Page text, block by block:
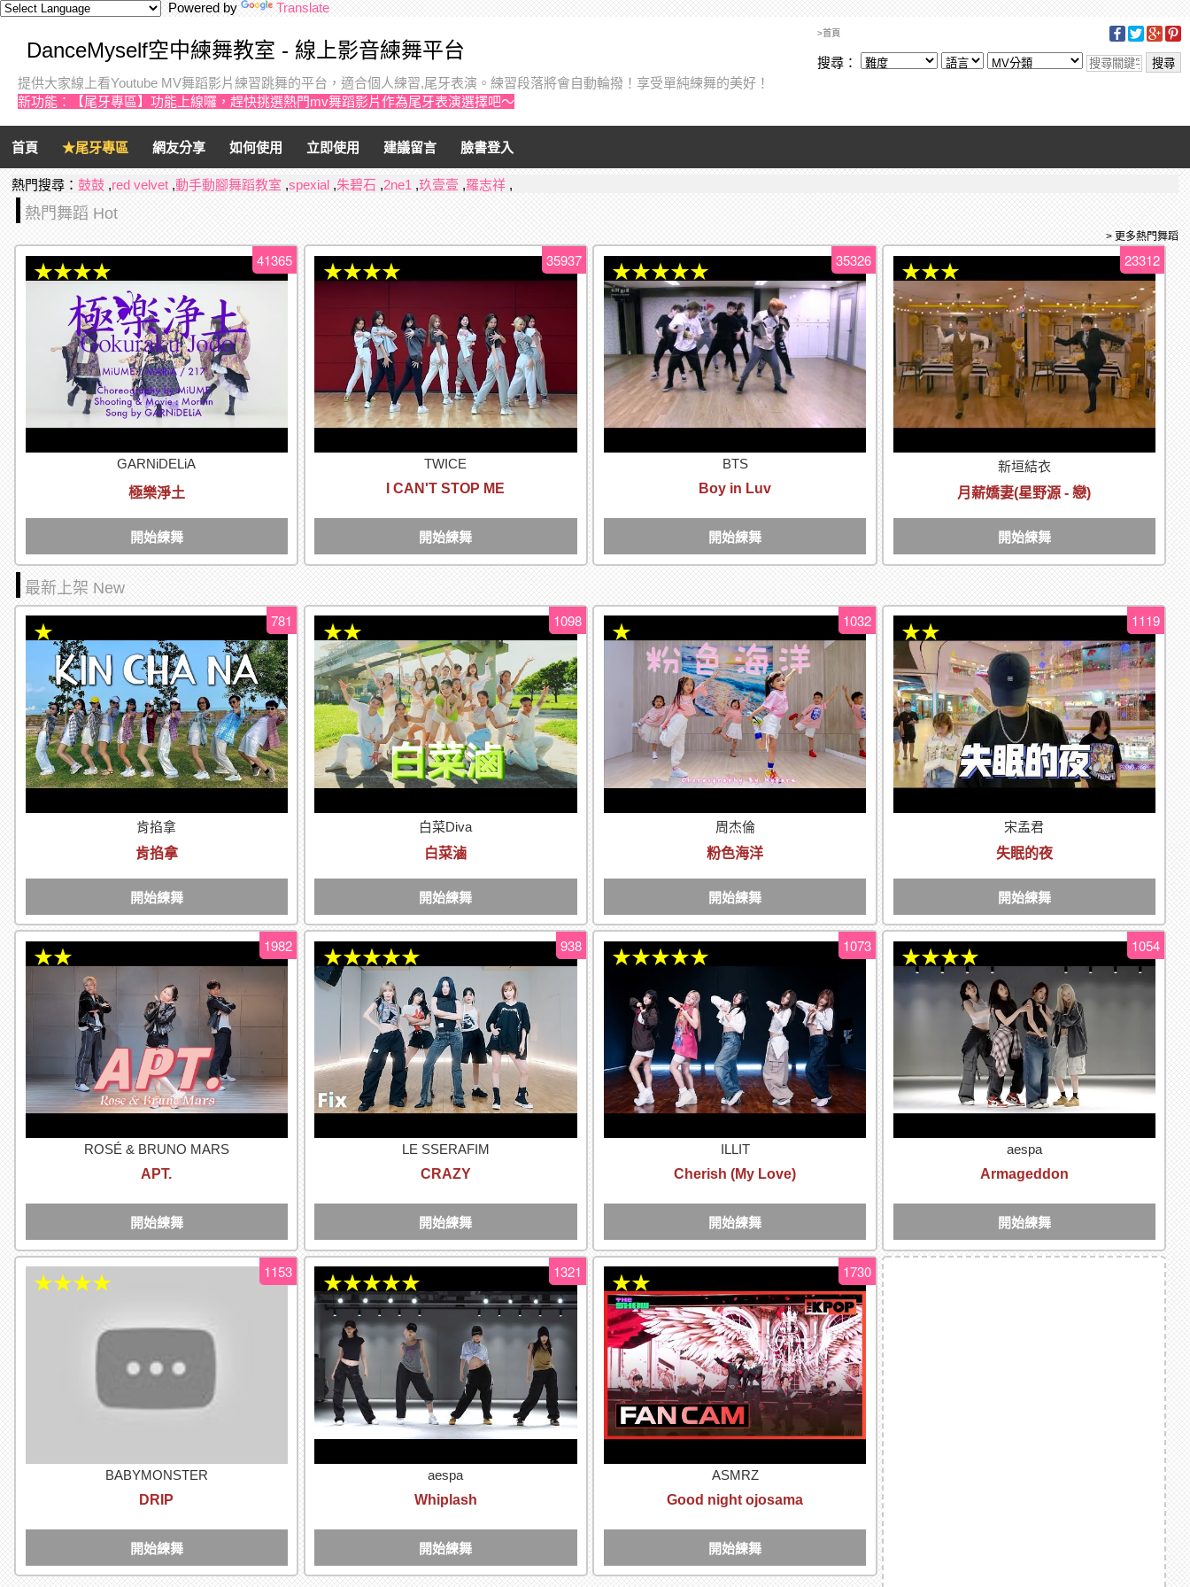
Powered by Translate
DanceMyself空中練舞教室 - 線上影音練舞平台
提供大家線上看Youtube MV舞蹈影片練習跳舞的平台，適合個人練習,尾牙表演。練習段落將會自動輪撥！享受單純練舞的美好！
新功能：【尾牙專區】功能上線囉，趕快挑選熱門mv舞蹈影片作為尾牙表演選擇吧～
>首頁
搜尋：
首頁 ★尾牙專區 網友分享 如何使用 立即使用 建議留言 臉書登入
熱門搜尋：鼓鼓 ,red velvet ,動手動腳舞蹈教室 ,spexial ,朱碧石 ,2ne1 ,玖壹壹 ,羅志祥 ,
熱門舞蹈 Hot
> 更多熱門舞蹈
GARNiDELiA
極樂淨土
開始練舞
41365
★★★★
TWICE
I CAN'T STOP ME
開始練舞
35937
★★★★
BTS
Boy in Luv
開始練舞
35326
★★★★★
新垣結衣
月薪嬌妻(星野源 - 戀)
開始練舞
23312
★★★
最新上架 New
肯掐拿
肯掐拿
開始練舞
781
★
白菜Diva
白菜滷
開始練舞
1098
★★
周杰倫
粉色海洋
開始練舞
1032
★
宋孟君
失眠的夜
開始練舞
1119
★★
ROSÉ & BRUNO MARS
APT.
開始練舞
1982
★★
LE SSERAFIM
CRAZY
開始練舞
938
★★★★★
ILLIT
Cherish (My Love)
開始練舞
1073
★★★★★
aespa
Armageddon
開始練舞
1054
★★★★
BABYMONSTER
DRIP
開始練舞
1153
★★★★
aespa
Whiplash
開始練舞
1321
★★★★★
ASMRZ
Good night ojosama
開始練舞
1730
★★